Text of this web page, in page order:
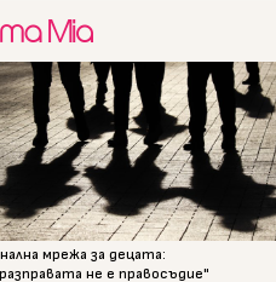
мрежа за децата:
не е правосъдие"